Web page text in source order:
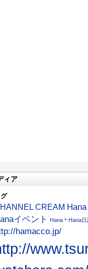
ィア
CREAM
イベント
Hana＊Hana日
hamacco.jp/